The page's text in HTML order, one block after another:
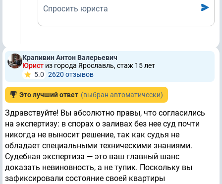
Спросить юриста
Крапивин Антон Валерьевич
Юрист из города Ярославль, стаж 15 лет
5.0 2620 отзывов
Это лучший ответ (выбран автоматически)
Здравствуйте! Вы абсолютно правы, что согласились
на экспертизу: в спорах о заливах без нее суд почти
никогда не выносит решение, так как судья не
обладает специальными техническими знаниями.
Судебная экспертиза — это ваш главный шанс
доказать невиновность, а не тупик. Поскольку вы
зафиксировали состояние своей квартиры